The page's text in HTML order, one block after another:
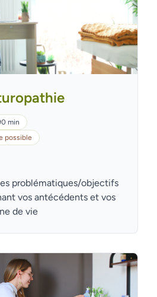
min
possible
problématiques/objectifs
vos antécédents et vos
de vie